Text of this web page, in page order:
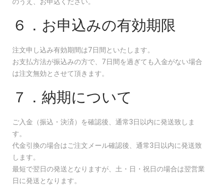
６．お申込みの有効期限
注文申し込み有効期間は7日間といたします。
お支払方法が振込みの方で、7日間を過ぎても入金がない場合
は注文無効とさせて頂きます。
７．納期について
ご入金（振込・決済）を確認後、通常3日以内に発送致しま
す。
代金引換の場合はご注文メール確認後、通常3日以内に発送致
します。
最短で翌日の発送となりますが、土・日・祝日の場合は翌営業
日に発送となります。